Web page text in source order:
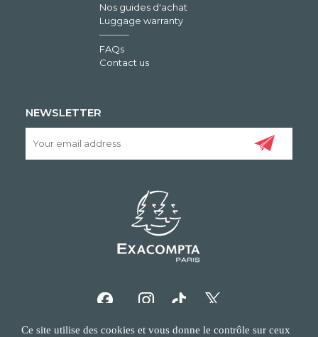
Nos guides d'achat
Luggage warranty
FAQs
Contact us
NEWSLETTER
Ce site utilise des cookies et vous donne le contrôle sur ceux